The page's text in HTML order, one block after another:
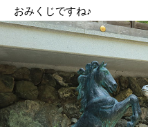
おみくじですね♪